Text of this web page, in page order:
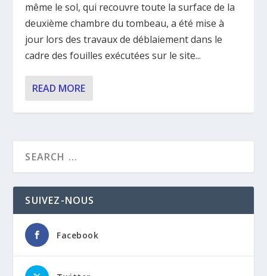
même le sol, qui recouvre toute la surface de la
deuxième chambre du tombeau, a été mise à
jour lors des travaux de déblaiement dans le
cadre des fouilles exécutées sur le site...
READ MORE
SUIVEZ-NOUS
Facebook